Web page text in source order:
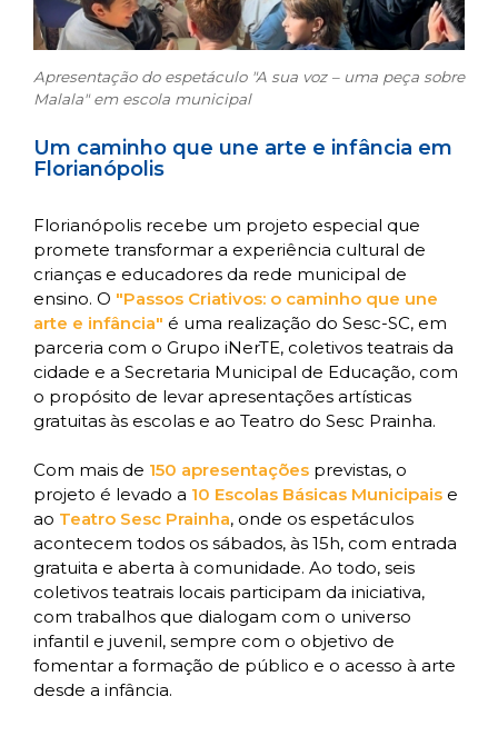
Apresentação do espetáculo "A sua voz – uma peça sobre
Malala" em escola municipal
Um caminho que une arte e infância em
Florianópolis
Florianópolis recebe um projeto especial que
promete transformar a experiência cultural de
crianças e educadores da rede municipal de
ensino. O "Passos Criativos: o caminho que une
arte e infância" é uma realização do Sesc-SC, em
parceria com o Grupo iNerTE, coletivos teatrais da
cidade e a Secretaria Municipal de Educação, com
o propósito de levar apresentações artísticas
gratuitas às escolas e ao Teatro do Sesc Prainha.
Com mais de 150 apresentações previstas, o
projeto é levado a 10 Escolas Básicas Municipais e
ao Teatro Sesc Prainha, onde os espetáculos
acontecem todos os sábados, às 15h, com entrada
gratuita e aberta à comunidade. Ao todo, seis
coletivos teatrais locais participam da iniciativa,
com trabalhos que dialogam com o universo
infantil e juvenil, sempre com o objetivo de
fomentar a formação de público e o acesso à arte
desde a infância.